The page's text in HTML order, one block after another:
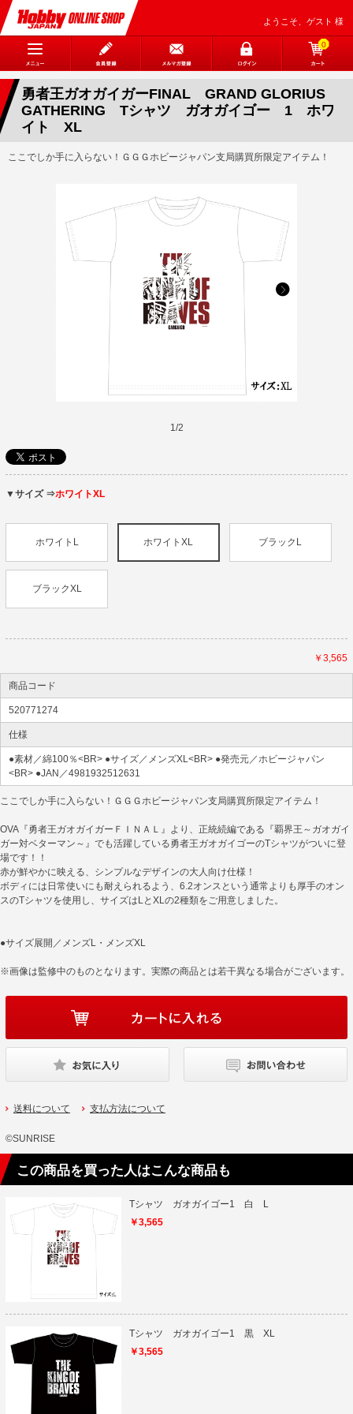
ようこそ、ゲスト 様
0
勇者王ガオガイガーFINAL GRAND GLORIUS
GATHERING Tシャツ ガオガイゴー 1 ホワ
イト XL
ここでしか手に入らない！ＧＧＧホビージャパン支局購買所限定アイテム！
1/2
▼サイズ ⇒ホワイトXL
ホワイトL ホワイトXL ブラックL
ブラックXL
￥3,565
商品コード
520771274
仕様
●素材／綿100％<BR> ●サイズ／メンズXL<BR> ●発売元／ホビージャパン
<BR> ●JAN／4981932512631
ここでしか手に入らない！ＧＧＧホビージャパン支局購買所限定アイテム！
OVA『勇者王ガオガイガーＦＩＮＡＬ』より、正統続編である『覇界王～ガオガイ
ガー対ベターマン～』でも活躍している勇者王ガオガイゴーのTシャツがついに登
場です！！
赤が鮮やかに映える、シンプルなデザインの大人向け仕様！
ボディには日常使いにも耐えられるよう、6.2オンスという通常よりも厚手のオン
スのTシャツを使用し、サイズはLとXLの2種類をご用意しました。
●サイズ展開／メンズL・メンズXL
※画像は監修中のものとなります。実際の商品とは若干異なる場合がございます。
送料について 支払方法について
©SUNRISE
この商品を買った人はこんな商品も
Tシャツ ガオガイゴー1 白 L
￥3,565
Tシャツ ガオガイゴー1 黒 XL
￥3,565